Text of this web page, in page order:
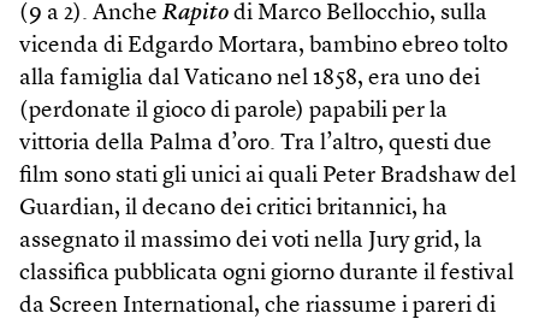
(9 a 2). Anche Rapito di Marco Bellocchio, sulla
vicenda di Edgardo Mortara, bambino ebreo tolto
alla famiglia dal Vaticano nel 1858, era uno dei
(perdonate il gioco di parole) papabili per la
vittoria della Palma d’oro. Tra l’altro, questi due
film sono stati gli unici ai quali Peter Bradshaw del
Guardian, il decano dei critici britannici, ha
assegnato il massimo dei voti nella Jury grid, la
classifica pubblicata ogni giorno durante il festival
da Screen International, che riassume i pareri di